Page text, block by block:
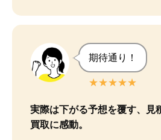
期待通り！
★★★★★
実際は下がる予想を覆す、見
買取に感動。